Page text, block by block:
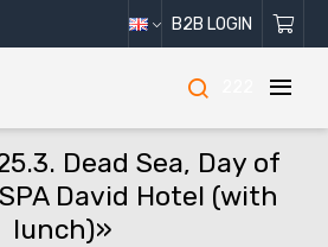
B2B LOGIN
Dead Sea, Day of
David Hotel (with
lunch)»